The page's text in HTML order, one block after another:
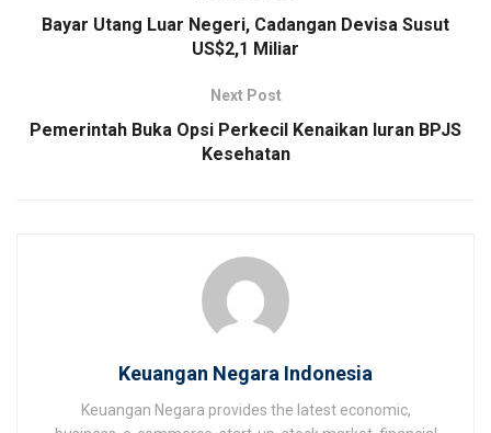
Bayar Utang Luar Negeri, Cadangan Devisa Susut
US$2,1 Miliar
Next Post
Pemerintah Buka Opsi Perkecil Kenaikan Iuran BPJS
Kesehatan
Keuangan Negara Indonesia
Keuangan Negara provides the latest economic,